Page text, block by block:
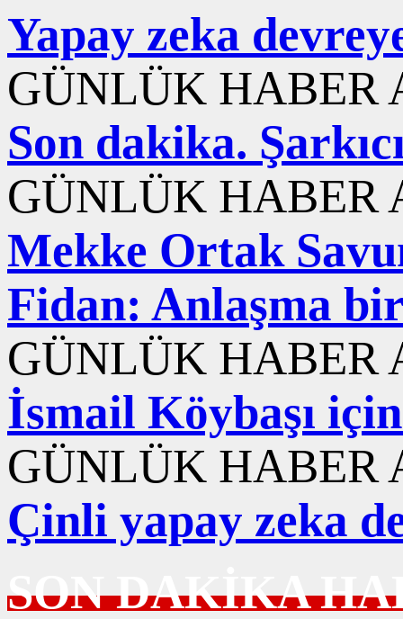
Yapay zeka
GÜNLÜK HABER
Son dakika.
GÜNLÜK HABER
Mekke Ortak
Fidan: Anlaşma
GÜNLÜK HABER
İsmail Köybaşı
GÜNLÜK HABER
Çinli yapay zeka
SON DAKİKA